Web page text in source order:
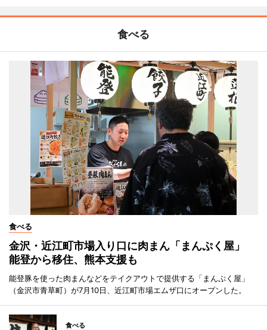
食べる
食べる
金沢・近江町市場入り口に肉まん「まんぷく屋」
能登から移住、熊本支援も
能登豚を使った肉まんなどをテイクアウトで提供する「まんぷく屋」
（金沢市青草町）が7月10日、近江町市場エムザ口にオープンした。
食べる